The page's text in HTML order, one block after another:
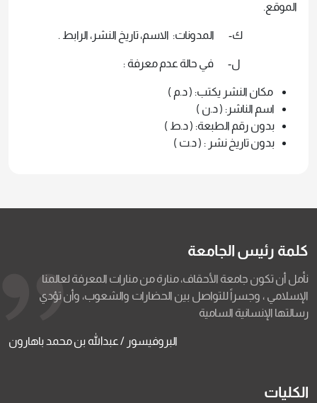
الموقع.
‌ك- المدونات: الاسم، تاريخ النشر، الرابط .
‌ل- في حالة عدم معرفة :
مكان النشر يكتب: ( د.م )
اسم الناشر: ( د.ن )
بدون رقم الطبعة: ( د.ط )
بدون تاريخ نشر : ( د.ت )
كلمة رئيس الجامعة
نأمل أن تكون جامعة الأحقاف، منارة من منارات المعرفة لعالمنا
الإسلامي ، وجسراً للتواصل بين الحضارات والشعوب، وأن تؤدي
رسالتها الإنسانية السامية
البروفيسور / عبدالله بن محمد باهارون
الكليات